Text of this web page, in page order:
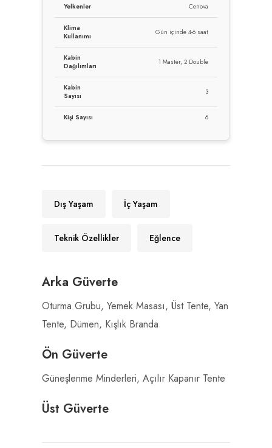
Yelkenler Cenova
Klima
Kullanımı
Gün içinde 4-6 saat
Kabin
Dağılımları
1 Master, 2 Double
Kabin
Sayısı
3
Kişi Sayısı 6
Dış Yaşam İç Yaşam
Teknik Özellikler Eğlence
Arka Güverte
Oturma Grubu, Yemek Masası, Üst Tente, Yan
Tente, Dümen, Kışlık Branda
Ön Güverte
Güneşlenme Minderleri, Açılır Kapanır Tente
Üst Güverte